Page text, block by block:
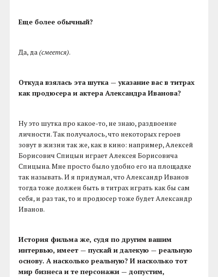
Еще более обычный?
Да, да(смеется).
Откуда взялась эта шутка — указание вас в титрах
как продюсера и актера Александра Иванова?
Ну это шутка про какое-то, не знаю, раздвоение
личности. Так получалось, что некоторых героев
зовут в жизни так же, как в кино: например, Алексей
Борисович Спицын играет Алексея Борисовича
Спицына. Мне просто было удобно его на площадке
так называть. И я придумал, что Александр Иванов
тогда тоже должен быть в титрах играть как бы сам
себя, и раз так, то и продюсер тоже будет Александр
Иванов.
История фильма же, судя по другим вашим
интервью, имеет — пускай и далекую — реальную
основу. А насколько реальную? И насколько тот
мир бизнеса и те персонажи — допустим,